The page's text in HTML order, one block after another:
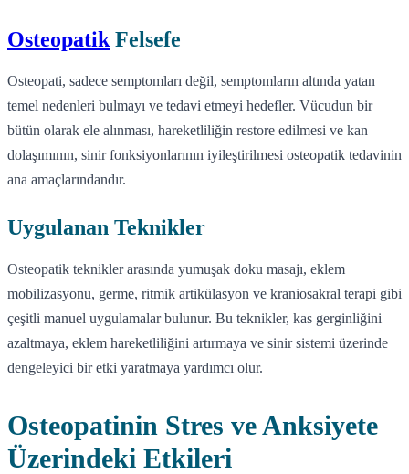
Osteopatik Felsefe
Osteopati, sadece semptomları değil, semptomların altında yatan
temel nedenleri bulmayı ve tedavi etmeyi hedefler. Vücudun bir
bütün olarak ele alınması, hareketliliğin restore edilmesi ve kan
dolaşımının, sinir fonksiyonlarının iyileştirilmesi osteopatik tedavinin
ana amaçlarındandır.
Uygulanan Teknikler
Osteopatik teknikler arasında yumuşak doku masajı, eklem
mobilizasyonu, germe, ritmik artikülasyon ve kraniosakral terapi gibi
çeşitli manuel uygulamalar bulunur. Bu teknikler, kas gerginliğini
azaltmaya, eklem hareketliliğini artırmaya ve sinir sistemi üzerinde
dengeleyici bir etki yaratmaya yardımcı olur.
Osteopatinin Stres ve Anksiyete
Üzerindeki Etkileri